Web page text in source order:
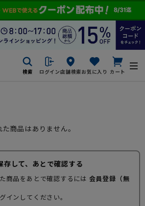
検索 ログイン店舗検索お気に入り カート
商品はありません。
存して、あとで確認する
商品をあとで確認するには 会員登録（無
インしてください。